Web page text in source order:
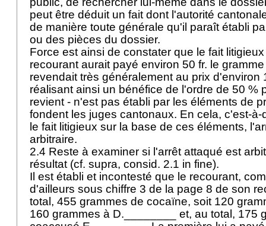
peut être déduit un fait dont l'autorité
de manière toute générale qu'il paraît établi
ou des pièces du dossier.
Force est ainsi de constater que le fait
recourant aurait payé environ 50 fr. le
revendait très généralement au prix d'environ
réalisant ainsi un bénéfice de l'ordre de 50 %
revient - n'est pas établi par les éléments de
fondent les juges cantonaux. En cela, c'est-à-
le fait litigieux sur la base de ces éléments,
arbitraire.
2.4 Reste à examiner si l'arrêt attaqué est
résultat (cf. supra, consid. 2.1 in fine).
Il est établi et incontesté que le recourant,
d'ailleurs sous chiffre 3 de la page 8 de son
total, 455 grammes de cocaïne, soit 120
160 grammes à D.________ et, au total, 175